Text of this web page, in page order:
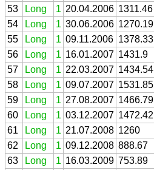
53
Long 1 20.04.2006 1311.46
54
Long 1 30.06.2006 1270.19
55
Long 1 09.11.2006 1378.33
56
Long 1 16.01.2007 1431.9
57
Long 1 22.03.2007 1434.54
58
Long 1 09.07.2007 1531.85
59
Long 1 27.08.2007 1466.79
60
Long 1 03.12.2007 1472.42
61
Long 1 21.07.2008 1260
62
Long 1 09.12.2008 888.67
63
Long 1 16.03.2009 753.89